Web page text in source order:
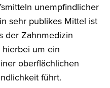
unempfindlicher
sehr publikes Mittel ist
der Zahnmedizin
hierbei um ein
oberflächlichen
führt.